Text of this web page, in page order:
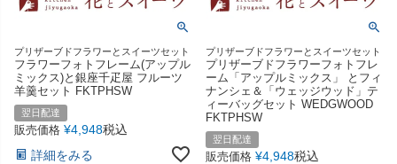
プリザーブドフラワーとスイーツセット
フラワーフォトフレーム(アップル
ミックス)と銀座千疋屋 フルーツ
羊羹セット FKTPHSW
翌日配達
販売価格 ¥4,948税込
詳細をみる
プリザーブドフラワーとスイーツセット
プリザーブドフラワーフォトフレ
ーム「アップルミックス」 とフィ
ナンシェ＆「ウェッジウッド」テ
ィーバッグセット WEDGWOOD
FKTPHSW
翌日配達
販売価格 ¥4,948税込